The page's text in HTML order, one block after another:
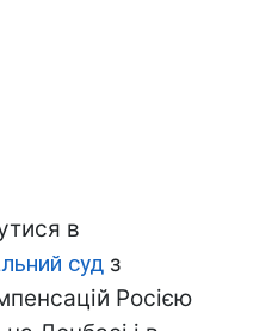
в
суд з
Росією